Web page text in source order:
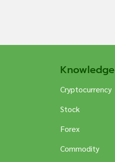
Knowledge
Cryptocurrency
Stock
Forex
Commodity